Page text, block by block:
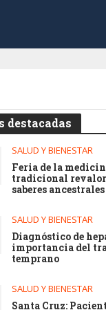
destacadas
SALUD Y BIENESTAR
Feria de la
tradicional
saberes ancestrales
SALUD Y BIENESTAR
Diagnóstico de
importancia del
temprano
SALUD Y BIENESTAR
Santa Cruz: